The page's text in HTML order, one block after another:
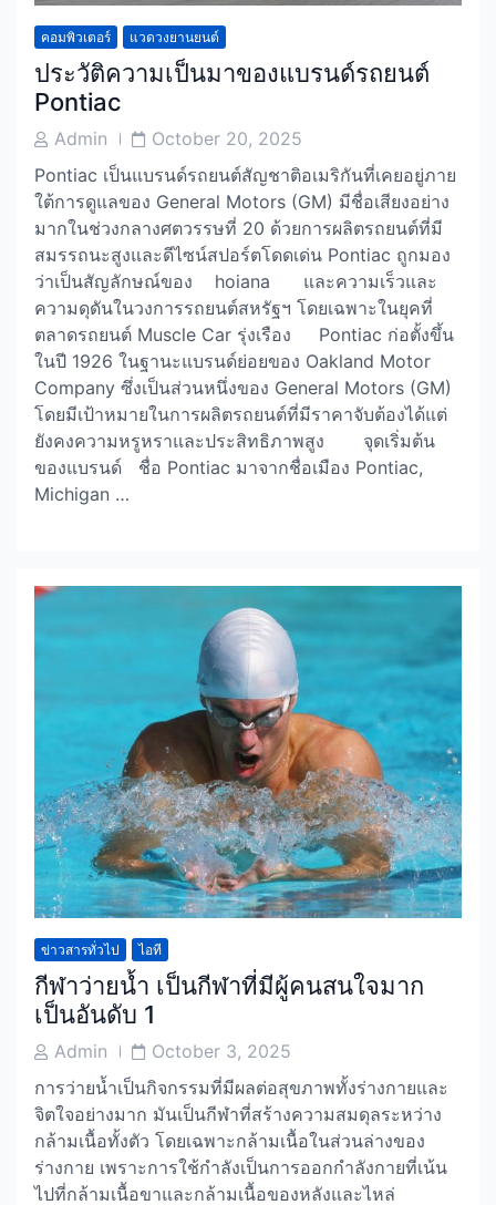
คอมพิวเตอร์ แวดวงยานยนต์
ประวัติความเป็นมาของแบรนด์รถยนต์
Pontiac
PostAdmin
PostOctober 20, 2025
Pontiac เป็นแบรนด์รถยนต์สัญชาติอเมริกันที่เคยอยู่ภาย
ใต้การดูแลของ General Motors (GM) มีชื่อเสียงอย่าง
มากในช่วงกลางศตวรรษที่ 20 ด้วยการผลิตรถยนต์ที่มี
สมรรถนะสูงและดีไซน์สปอร์ตโดดเด่น Pontiac ถูกมอง
ว่าเป็นสัญลักษณ์ของ hoiana และความเร็วและ
ความดุดันในวงการรถยนต์สหรัฐฯ โดยเฉพาะในยุคที่
ตลาดรถยนต์ Muscle Car รุ่งเรือง Pontiac ก่อตั้งขึ้น
ในปี 1926 ในฐานะแบรนด์ย่อยของ Oakland Motor
Company ซึ่งเป็นส่วนหนึ่งของ General Motors (GM)
โดยมีเป้าหมายในการผลิตรถยนต์ที่มีราคาจับต้องได้แต่
ยังคงความหรูหราและประสิทธิภาพสูง จุดเริ่มต้น
ของแบรนด์ ชื่อ Pontiac มาจากชื่อเมือง Pontiac,
Michigan …
ข่าวสารทั่วไป ไอที
กีฬาว่ายน้ำ เป็นกีฬาที่มีผู้คนสนใจมาก
เป็นอันดับ 1
PostAdmin
PostOctober 3, 2025
การว่ายน้ำเป็นกิจกรรมที่มีผลต่อสุขภาพทั้งร่างกายและ
จิตใจอย่างมาก มันเป็นกีฬาที่สร้างความสมดุลระหว่าง
กล้ามเนื้อทั้งตัว โดยเฉพาะกล้ามเนื้อในส่วนล่างของ
ร่างกาย เพราะการใช้กำลังเป็นการออกกำลังกายที่เน้น
ไปที่กล้ามเนื้อขาและกล้ามเนื้อของหลังและไหล่